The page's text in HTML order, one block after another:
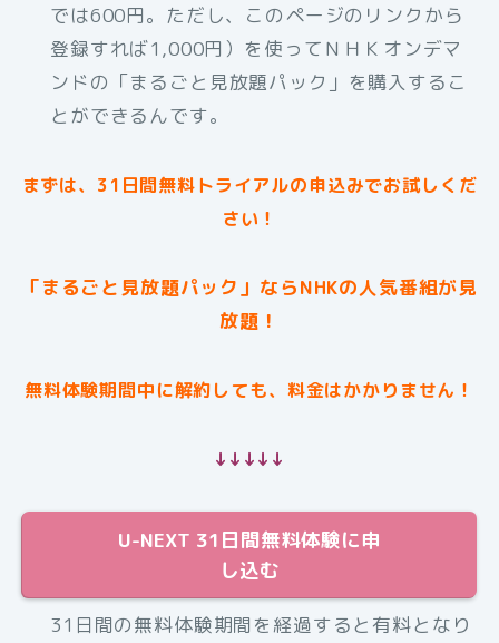
では600円。ただし、このページのリンクから
登録すれば1,000円）を使ってＮＨＫオンデマ
ンドの「まるごと見放題パック」を購入するこ
とができるんです。
まずは、31日間無料トライアルの申込みでお試しくだ
さい！
「まるごと見放題パック」ならNHKの人気番組が見
放題！
無料体験期間中に解約しても、料金はかかりません！
↓↓↓↓↓
U-NEXT 31日間無料体験に申
し込む
31日間の無料体験期間を経過すると有料となり